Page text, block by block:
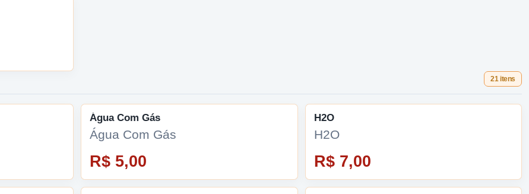
21 itens
Água Com Gás
Água Com Gás
R$ 5,00
H2O
H2O
R$ 7,00